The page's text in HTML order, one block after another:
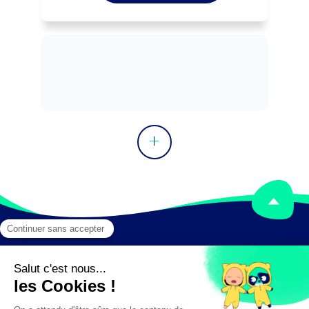
Peut coordonner une équipe.
Mentions légales